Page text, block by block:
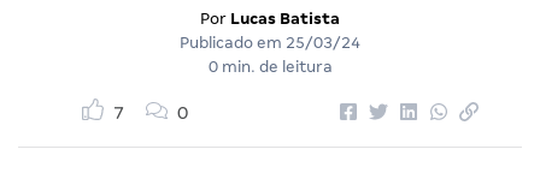
Por Lucas Batista
Publicado em 25/03/24
0 min. de leitura
7 0